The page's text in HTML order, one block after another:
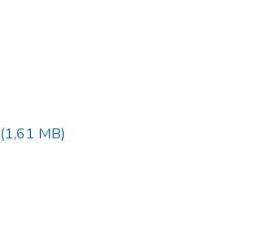
(1,61 MB)